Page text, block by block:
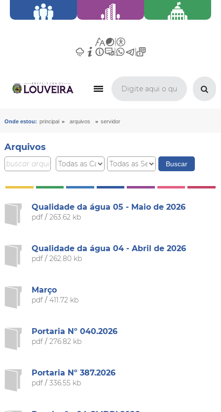
Onde estou: principal » arquivos » servidor
Arquivos
Qualidade da água 05 - Maio de 2026
pdf/ 263.62 kb
Qualidade da água 04 - Abril de 2026
pdf/ 262.80 kb
Março
pdf/ 411.72 kb
Portaria Nº 040.2026
pdf/ 276.82 kb
Portaria Nº 387.2026
pdf/ 336.55 kb